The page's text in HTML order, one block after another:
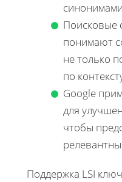
Поисковые
понимают
не только
по
Google
для
чтобы
Поддержка LSI